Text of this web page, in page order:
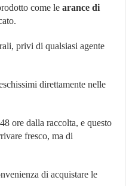
come le arance di
privi di qualsiasi agente
direttamente nelle
ore dalla raccolta, e questo
fresco, ma di
di acquistare le